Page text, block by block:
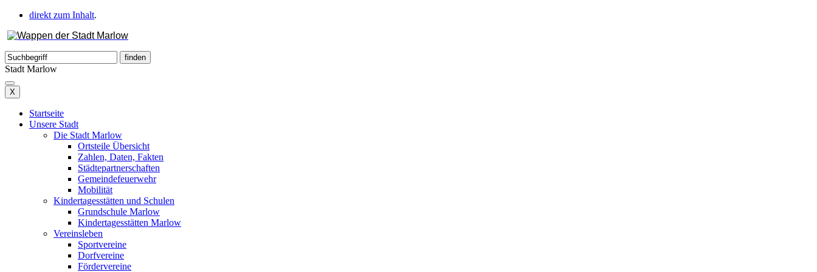
direkt zum Inhalt.
Stadt Marlow
X
Startseite
Unsere Stadt
Die Stadt Marlow
Ortsteile Übersicht
Zahlen, Daten, Fakten
Städtepartnerschaften
Gemeindefeuerwehr
Mobilität
Kindertagesstätten und Schulen
Grundschule Marlow
Kindertagesstätten Marlow
Vereinsleben
Sportvereine
Dorfvereine
Fördervereine